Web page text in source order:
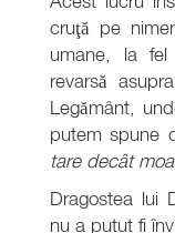
cruţă pe
umane, la
revarsă
Legământ,
putem spune
tare decât
Dragostea lui
nu a putut fi